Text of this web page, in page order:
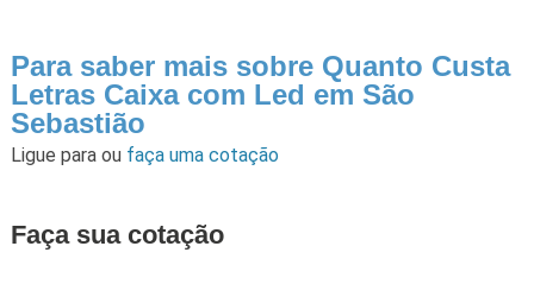
Para saber mais sobre Quanto Custa
Letras Caixa com Led em São
Sebastião
Ligue para ou faça uma cotação
Faça sua cotação